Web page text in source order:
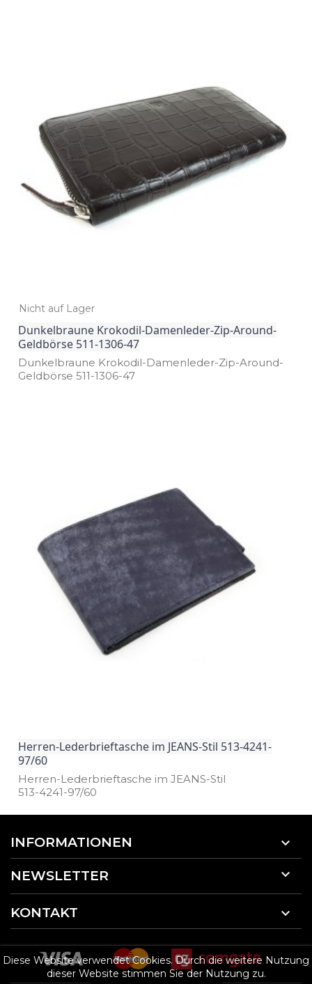
Nicht auf Lager
Dunkelbraune Krokodil-Damenleder-Zip-Around-
Geldbörse 511-1306-47
Dunkelbraune Krokodil­-Damenleder­-Zip­-Around­-
Geldbörse 511­-1306­-47
Herren-Lederbrieftasche im JEANS-Stil 513-4241-
97/60
Herren­-Lederbrieftasche im JEANS­-Stil
513­-4241­-97/60
INFORMATIONEN 
NEWSLETTER 
KONTAKT 
Diese Website verwendet Cookies. Durch die weitere Nutzung
dieser Website stimmen Sie der Nutzung zu.